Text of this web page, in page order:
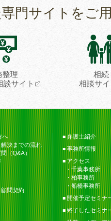
門サイトをご
整理
談サイト
相続
相談サイ
へ
決までの流れ
（Q&A）
問契約
弁護士紹介
事務所情報
アクセス
千葉事務所
柏事務所
船橋事務所
開催予定セミナ
終了したセミナ